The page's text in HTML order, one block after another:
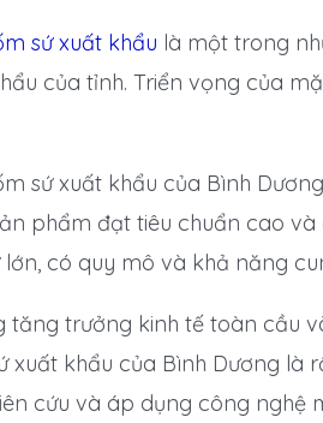
sứ xuất khẩu là một trong
của tỉnh. Triển vọng của
sứ xuất khẩu của Bình
phẩm đạt tiêu chuẩn cao
có quy mô và khả năng
tăng trưởng kinh tế toàn cầu
xuất khẩu của Bình Dương là
cứu và áp dụng công nghệ